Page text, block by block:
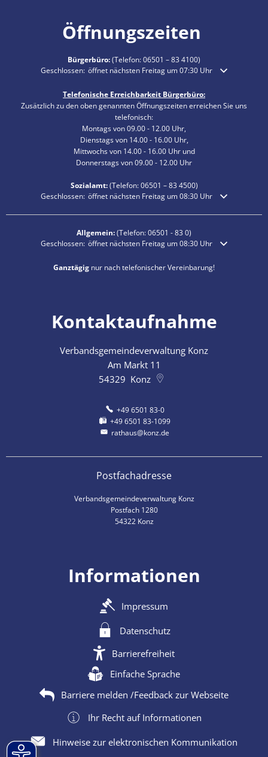
Öffnungszeiten
Bürgerbüro:(Telefon:06501 – 83 4100)
Klicken, um weitere Öffnungs- oder Schließzeiten auszublenden
Geschlossen: öffnet nächsten Freitag um 07:30 Uhr
Telefonische Erreichbarkeit Bürgerbüro:
Zusätzlich zu den oben genannten Öffnungszeiten erreichen Sie uns
telefonisch:
Montags von 09.00 - 12.00 Uhr,
Dienstags von 14.00 - 16.00 Uhr,
Mittwochs von 14.00 - 16.00 Uhr und
Donnerstags von 09.00 - 12.00 Uhr
Sozialamt:(Telefon:06501 – 834500)
Klicken, um weitere Öffnungs- oder Schließzeiten auszublenden
Geschlossen: öffnet nächsten Freitag um 08:30 Uhr
Allgemein:(Telefon:06501 - 83 0)
Klicken, um weitere Öffnungs- oder Schließzeiten auszublenden
Geschlossen: öffnet nächsten Freitag um 08:30 Uhr
Ganztägig nur nach telefonischer Vereinbarung!
Kontaktaufnahme
Verbandsgemeindeverwaltung Konz
Am Markt 11
54329 Konz
+49 6501 83-0
+49 6501 83-1099
rathaus@konz.de
Postfachadresse
Verbandsgemeindeverwaltung Konz
Postfach 1280
54322 Konz
Informationen
Impressum
Datenschutz
Barrierefreiheit
Einfache Sprache
Barriere melden /Feedback zur Webseite
Ihr Recht auf Informationen
Hinweise zur elektronischen Kommunikation